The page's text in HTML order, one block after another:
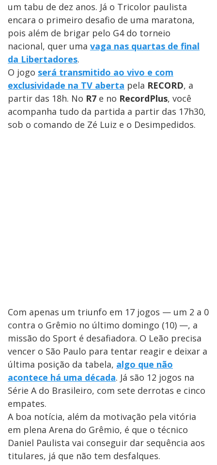
um tabu de dez anos. Já o Tricolor paulista
encara o primeiro desafio de uma maratona,
pois além de brigar pelo G4 do torneio
nacional, quer uma vaga nas quartas de final
da Libertadores.
O jogo será transmitido ao vivo e com
exclusividade na TV aberta pela RECORD, a
partir das 18h. No R7 e no RecordPlus, você
acompanha tudo da partida a partir das 17h30,
sob o comando de Zé Luiz e o Desimpedidos.
Com apenas um triunfo em 17 jogos — um 2 a 0
contra o Grêmio no último domingo (10) —, a
missão do Sport é desafiadora. O Leão precisa
vencer o São Paulo para tentar reagir e deixar a
última posição da tabela, algo que não
acontece há uma década. Já são 12 jogos na
Série A do Brasileiro, com sete derrotas e cinco
empates.
A boa notícia, além da motivação pela vitória
em plena Arena do Grêmio, é que o técnico
Daniel Paulista vai conseguir dar sequência aos
titulares, já que não tem desfalques.